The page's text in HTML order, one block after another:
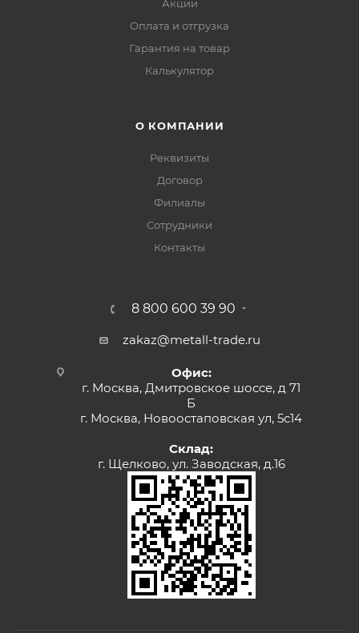
Акции
Оплата и отгрузка
Гарантия на товар
Калькулятор
О КОМПАНИИ
Реквизиты
Договор
Филиалы
Сотрудники
Контакты
8 800 600 39 90
zakaz@metall-trade.ru
Офис:
г. Москва, Дмитровское шоссе, д 71
Б
г. Москва, Новоостаповская ул, 5с14
Склад:
г. Щелково, ул. Заводская, д.16